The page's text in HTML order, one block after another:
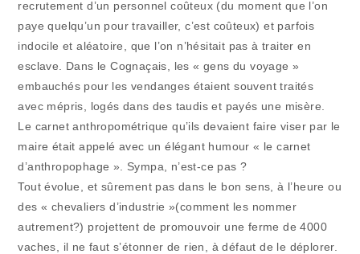
recrutement d’un personnel coûteux (du moment que l’on
paye quelqu’un pour travailler, c’est coûteux) et parfois
indocile et aléatoire, que l’on n’hésitait pas à traiter en
esclave. Dans le Cognaçais, les « gens du voyage »
embauchés pour les vendanges étaient souvent traités
avec mépris, logés dans des taudis et payés une misère.
Le carnet anthropométrique qu’ils devaient faire viser par le
maire était appelé avec un élégant humour « le carnet
d’anthropophage ». Sympa, n’est-ce pas ?
Tout évolue, et sûrement pas dans le bon sens, à l’heure ou
des « chevaliers d’industrie »(comment les nommer
autrement?) projettent de promouvoir une ferme de 4000
vaches, il ne faut s’étonner de rien, à défaut de le déplorer.